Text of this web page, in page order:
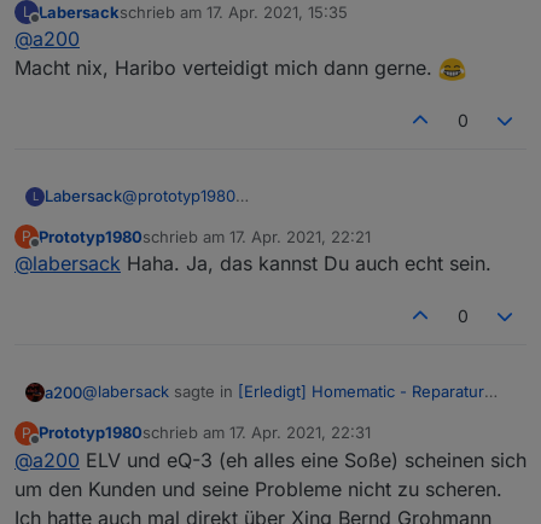
Tja, wieder Geräte vor der Verschrottung gerettet.
Bin stolz auf mich.
Hast du auch einen Grund dazu. Langsam musst du
L
Offline
Labersackschrieb am 17. Apr. 2021, 15:35
zuletzt editiert von
@a200
Macht nix, Haribo verteidigt mich dann gerne.
0
L Labersack@prototyp1980
Bin stolz auf mich.
P
Offline
Prototyp1980schrieb am 17. Apr. 2021, 22:21
zuletzt editiert von
@labersack Haha. Ja, das kannst Du auch echt sein.
0
a200@labersack sagte in [Erledigt] Homematic - Reparatur
@prototyp1980
Tja, wieder Geräte vor der Verschrottung gerettet.
Hast du auch einen Grund dazu. Langsam musst du
P
Offline
Prototyp1980schrieb am 17. Apr. 2021, 22:31
zuletzt editiert von
@a200 ELV und eQ-3 (eh alles eine Soße) scheinen sich
um den Kunden und seine Probleme nicht zu scheren.
Ich hatte auch mal direkt über Xing Bernd Grohmann